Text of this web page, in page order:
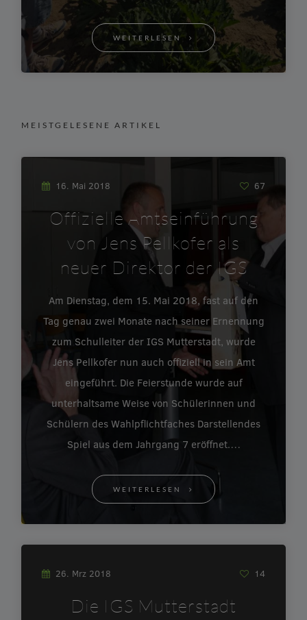
WEITERLESEN
MEISTGELESENE ARTIKEL
16. Mai 2018 67
Offizielle Amtseinführung
von Jens Pellkofer als
neuer Direktor der IGS
Am Dienstag, dem 15. Mai 2018, fast auf den
Tag genau zwei Monate nach seiner Ernennung
zum Schulleiter der IGS Mutterstadt, wurde
Jens Pellkofer nun auch offiziell in sein Amt
eingeführt. Die Feierstunde wurde auf
unterhaltsame Weise von Schülerinnen und
Schülern des Wahlpflichtfaches Darstellendes
Spiel aus dem Jahrgang 7 eröffnet.…
WEITERLESEN
26. Mrz 2018 14
Die IGS Mutterstadt